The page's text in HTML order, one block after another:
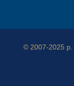
© 2007-2025 р.